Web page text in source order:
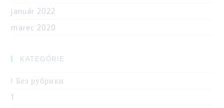
január 2022
marec 2020
KATEGÓRIE
! Без рубрики
1